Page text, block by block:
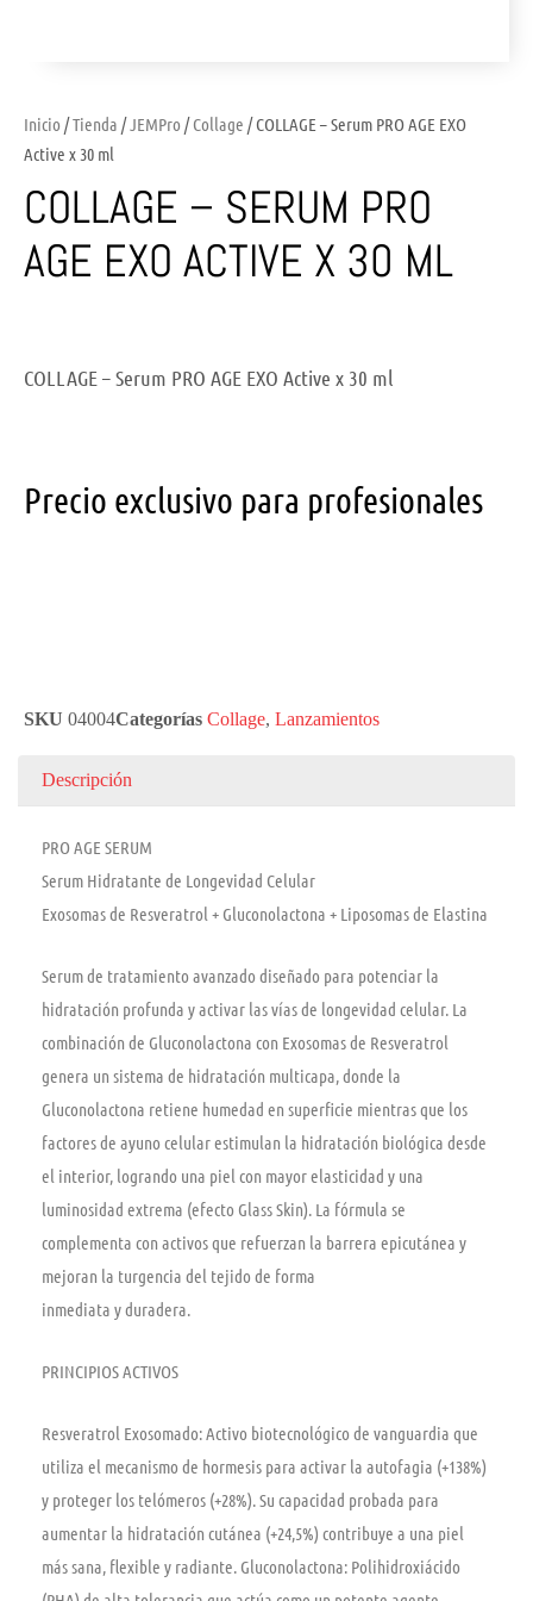
Inicio /Tienda /JEMPro /Collage / COLLAGE – Serum PRO AGE EXO
Active x 30 ml
COLLAGE – SERUM PRO
AGE EXO ACTIVE X 30 ML
COLLAGE – Serum PRO AGE EXO Active x 30 ml
Precio exclusivo para profesionales
SKU 04004Categorías Collage, Lanzamientos
Descripción
PRO AGE SERUM
Serum Hidratante de Longevidad Celular
Exosomas de Resveratrol + Gluconolactona + Liposomas de Elastina
Serum de tratamiento avanzado diseñado para potenciar la
hidratación profunda y activar las vías de longevidad celular. La
combinación de Gluconolactona con Exosomas de Resveratrol
genera un sistema de hidratación multicapa, donde la
Gluconolactona retiene humedad en superficie mientras que los
factores de ayuno celular estimulan la hidratación biológica desde
el interior, logrando una piel con mayor elasticidad y una
luminosidad extrema (efecto Glass Skin). La fórmula se
complementa con activos que refuerzan la barrera epicutánea y
mejoran la turgencia del tejido de forma
inmediata y duradera.
PRINCIPIOS ACTIVOS
Resveratrol Exosomado: Activo biotecnológico de vanguardia que
utiliza el mecanismo de hormesis para activar la autofagia (+138%)
y proteger los telómeros (+28%). Su capacidad probada para
aumentar la hidratación cutánea (+24,5%) contribuye a una piel
más sana, flexible y radiante. Gluconolactona: Polihidroxiácido